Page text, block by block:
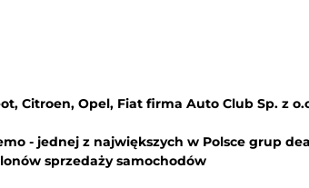
Citroen, Opel, Fiat firma Auto Club Sp. z
- jednej z największych w Polsce grup
sprzedaży samochodów